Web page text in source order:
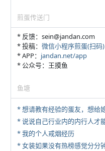
煎蛋传送门
* 反馈：sein@jandan.com
* 投稿： 微信小程序煎蛋(扫码)
* APP： jandan.net/app
* 公众号：王摸鱼
鱼塘
* 说说自己行业内的内行人才
* 我的个人戒烟经历
* 女装如果没有热榜感觉分分